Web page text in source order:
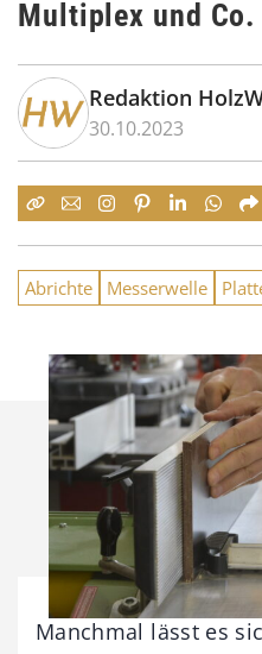
Multiplex und
Redaktion
30.10.2023
Abrichte Messerwelle
Manchmal lässt es